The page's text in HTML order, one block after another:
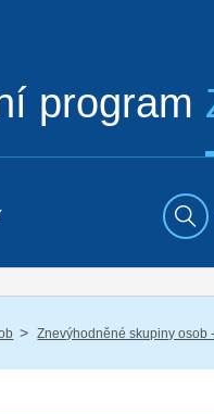
program
/ Znevýhodněné skupiny osob